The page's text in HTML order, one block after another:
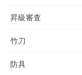
昇級審査
竹刀
防具